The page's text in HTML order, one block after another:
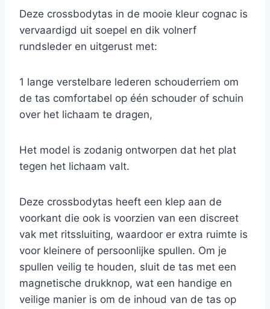
Deze crossbodytas in de mooie kleur cognac is
vervaardigd uit soepel en dik volnerf
rundsleder en uitgerust met:
1 lange verstelbare lederen schouderriem om
de tas comfortabel op één schouder of schuin
over het lichaam te dragen,
Het model is zodanig ontworpen dat het plat
tegen het lichaam valt.
Deze crossbodytas heeft een klep aan de
voorkant die ook is voorzien van een discreet
vak met ritssluiting, waardoor er extra ruimte is
voor kleinere of persoonlijke spullen. Om je
spullen veilig te houden, sluit de tas met een
magnetische drukknop, wat een handige en
veilige manier is om de inhoud van de tas op